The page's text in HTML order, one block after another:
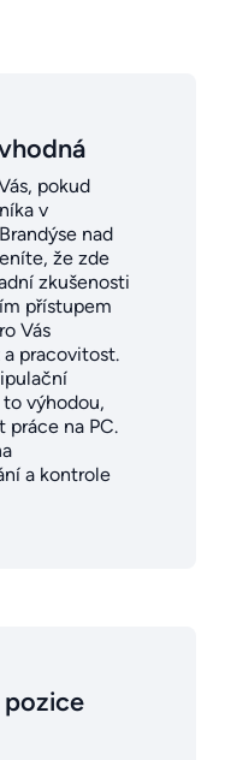
pokud
v
nad
že zde
zkušenosti
přístupem
Vás
pracovitost.
výhodou,
práce na PC.
a kontrole
pozice